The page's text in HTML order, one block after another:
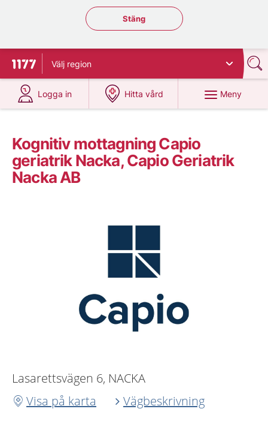
Stäng regionsväljaren
Stäng
Till startsidan för 1177
Välj region
Logga in
på 1177.se
Hitta vård
på 1177.se
Meny
Kognitiv mottagning Capio
geriatrik Nacka, Capio Geriatrik
Nacka AB
Lasarettsvägen 6, NACKA
Visa på karta
Vägbeskrivning